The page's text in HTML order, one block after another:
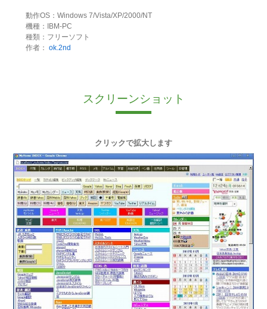
動作OS：Windows 7/Vista/XP/2000/NT
機種：IBM-PC
種類：フリーソフト
作者： ok.2nd
スクリーンショット
クリックで拡大します